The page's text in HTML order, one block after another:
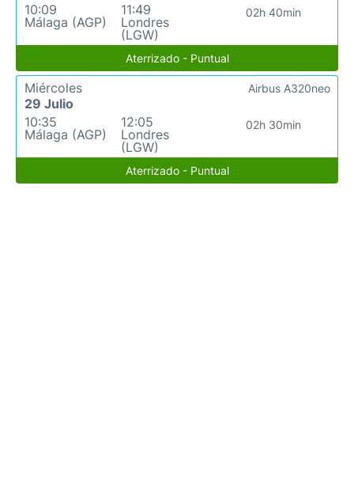
10:09
Málaga (AGP)
11:49
Londres
(LGW)
02h 40min
Aterrizado - Puntual
Miércoles
29 Julio
10:35
Málaga (AGP)
12:05
Londres
(LGW)
02h 30min
Airbus A320neo
Aterrizado - Puntual